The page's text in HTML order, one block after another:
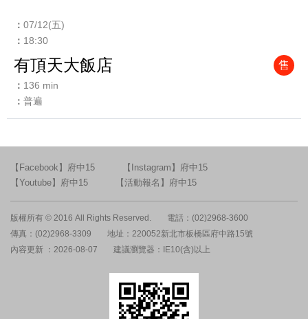
07/12(五)
18:30
有頂天大飯店 售
136 min
普遍
【Facebook】府中15
【Instagram】府中15
【Youtube】府中15
【活動報名】府中15
版權所有 © 2016 All Rights Reserved.
電話：(02)2968-3600
傳真：(02)2968-3309
地址：220052新北市板橋區府中路15號
內容更新 ：2026-08-07
建議瀏覽器：IE10(含)以上